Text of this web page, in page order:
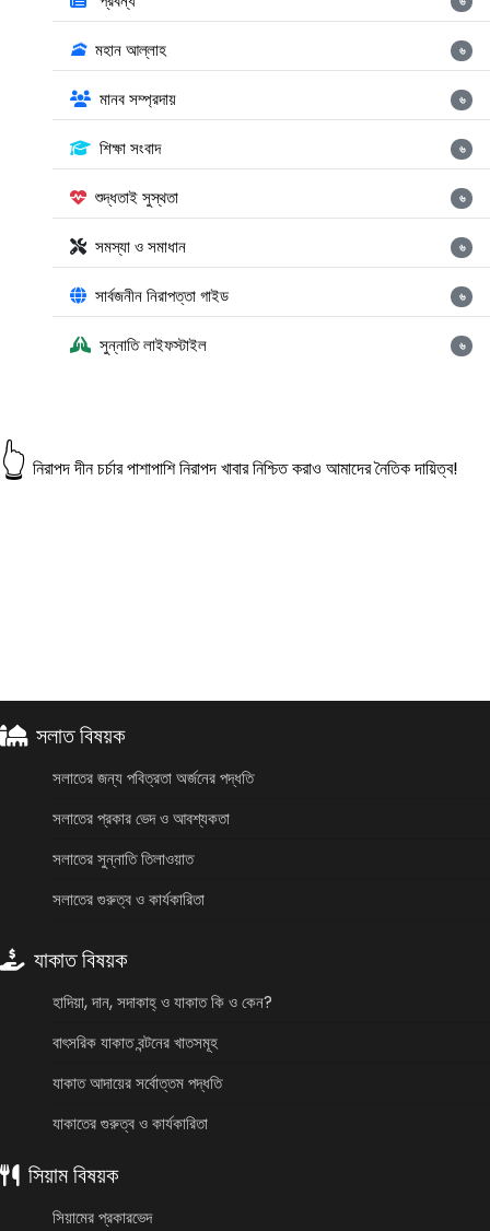
🕋 মহান আল্লাহ ৬
মানব সম্প্রদায় ৬
শিক্ষা সংবাদ ৬
শুদ্ধতাই সুস্থতা ৬
সমস্যা ও সমাধান ৬
সার্বজনীন নিরাপত্তা গাইড ৬
সুন্নাতি লাইফস্টাইল ৬
👆 নিরাপদ দীন চর্চার পাশাপাশি নিরাপদ খাবার নিশ্চিত করাও আমাদের নৈতিক দায়িত্ব!
সলাত বিষয়ক
সলাতের জন্য পবিত্রতা অর্জনের পদ্ধতি
সলাতের প্রকার ভেদ ও আবশ্যকতা
সলাতের সুন্নাতি তিলাওয়াত
সলাতের গুরুত্ব ও কার্যকারিতা
যাকাত বিষয়ক
হাদিয়া, দান, সদাকাহ্ ও যাকাত কি ও কেন?
বাৎসরিক যাকাত বন্টনের খাতসমূহ
যাকাত আদায়ের সর্বোত্তম পদ্ধতি
যাকাতের গুরুত্ব ও কার্যকারিতা
সিয়াম বিষয়ক
সিয়ামের প্রকারভেদ